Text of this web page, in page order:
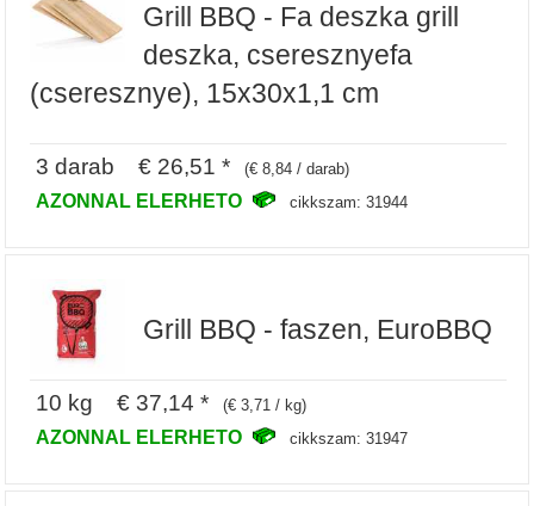
Grill BBQ - Fa deszka grill
deszka, cseresznyefa
(cseresznye), 15x30x1,1 cm
3 darab € 26,51 * (€ 8,84 / darab)
AZONNAL ELERHETO cikkszam: 31944
Grill BBQ - faszen, EuroBBQ
10 kg € 37,14 * (€ 3,71 / kg)
AZONNAL ELERHETO cikkszam: 31947